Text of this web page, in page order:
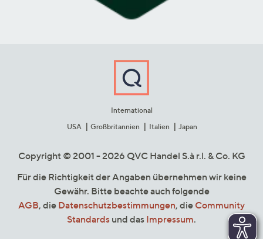
International
USA
Großbritannien Italien Japan
Copyright © 2001 - 2026 QVC Handel S.à r.l. & Co. KG
Für die Richtigkeit der Angaben übernehmen wir keine
Gewähr. Bitte beachte auch folgende
AGB, die Datenschutzbestimmungen, die Community
Standards und das Impressum.